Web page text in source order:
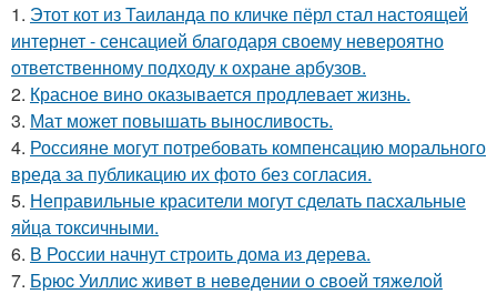
1. Этот кот из Таиланда по кличке пёрл стал настоящей
интернет - сенсацией благодаря своему невероятно
ответственному подходу к охране арбузов.
2. Красное вино оказывается продлевает жизнь.
3. Мат может повышать выносливость.
4. Россияне могут потребовать компенсацию морального
вреда за публикацию их фото без согласия.
5. Неправильные красители могут сделать пасхальные
яйца токсичными.
6. В России начнут строить дома из дерева.
7. Бpюc Уиллиc живeт в нeвeдeнии o cвoeй тяжeлoй